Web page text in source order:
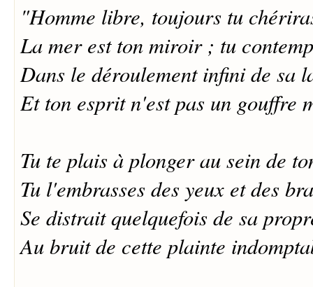
"Homme libre, toujours tu
La mer est ton miroir ; tu
Dans le déroulement infini de sa
Et ton esprit n'est pas un gouffre
Tu te plais à plonger au sein de
Tu l'embrasses des yeux et des
Se distrait quelquefois de sa
Au bruit de cette plainte